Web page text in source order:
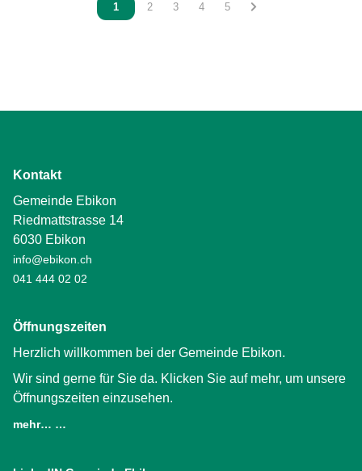
Vous êtes sur la page
1 Vous êtes sur la page
2 Vous êtes sur la page
3 Vous êtes sur la page
4 Vous êtes sur la page
5
Kontakt
Gemeinde Ebikon
Riedmattstrasse 14
6030 Ebikon
info@ebikon.ch
041 444 02 02
Öffnungszeiten
Herzlich willkommen bei der Gemeinde Ebikon.
Wir sind gerne für Sie da. Klicken Sie auf mehr, um unsere
Öffnungszeiten einzusehen.
mehr… …